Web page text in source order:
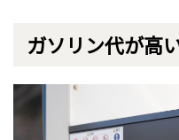
ガソリン代が高